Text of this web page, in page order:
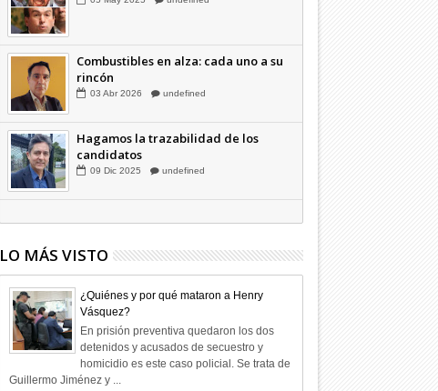
Familia Coloma y la "silla musical"
Combustibles en alza: cada uno a su
rincón
Hagamos la trazabilidad de los
candidatos
LO MÁS VISTO
¿Quiénes y por qué mataron a Henry
Vásquez?
En prisión preventiva quedaron los dos
detenidos y acusados de secuestro y
homicidio es este caso policial. Se trata de
Guillermo Jiménez y ...